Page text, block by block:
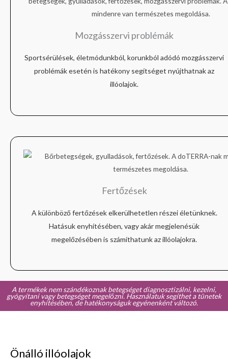
Mozgásszervi problémák
Sportsérülések, életmódunkból, korunkból adódó mozgásszervi
problémák esetén is hatékony segítséget nyújthatnak az
illóolajok.
Fertőzések
A különböző fertőzések elkerülhetetlen részei életünknek.
Hatásuk enyhítésében, vagy akár megjelenésük
megelőzésében is számíthatunk az illóolajokra.
A termékek nem szándékoznak betegséget diagnosztizálni, kezelni,
gyógyítani vagy betegséget megelőzni. Használatuk segíthet a tünetek
enyhítésében, de hatékonyságuk egyénenként változó.
Önálló illóolajok